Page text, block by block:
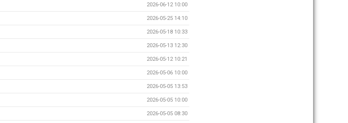
2026-06-12 10:00
2026-05-25 14:10
2026-05-18 10:33
2026-05-13 12:30
2026-05-12 10:21
2026-05-06 10:00
2026-05-05 13:53
2026-05-05 10:00
2026-05-05 08:30